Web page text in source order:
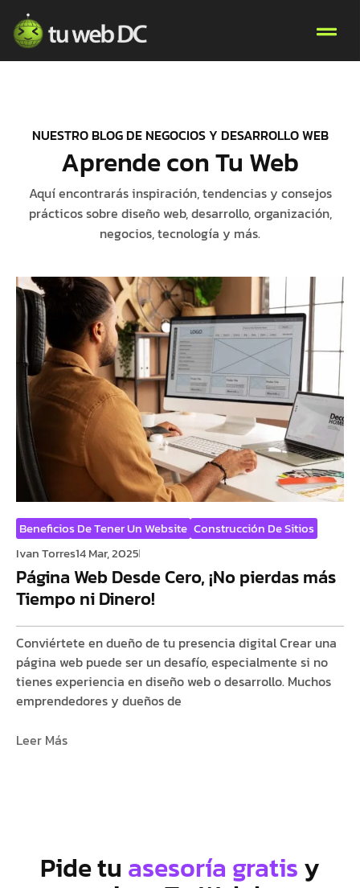
NUESTRO BLOG DE NEGOCIOS Y DESARROLLO WEB
Aprende con Tu Web
Aquí encontrarás inspiración, tendencias y consejos
prácticos sobre diseño web, desarrollo, organización,
negocios, tecnología y más.
Beneficios De Tener Un Website Construcción De Sitios
Ivan Torres14 Mar, 2025
Página Web Desde Cero, ¡No pierdas más
Tiempo ni Dinero!
Conviértete en dueño de tu presencia digital Crear una
página web puede ser un desafío, especialmente si no
tienes experiencia en diseño web o desarrollo. Muchos
emprendedores y dueños de
Leer Más
Pide tu asesoría gratisy